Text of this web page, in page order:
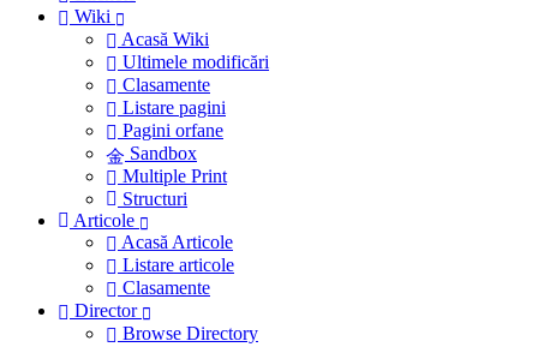
Wiki
Acasă Wiki
Ultimele modificări
Clasamente
Listare pagini
Pagini orfane
Sandbox
Multiple Print
Structuri
Articole
Acasă Articole
Listare articole
Clasamente
Director
Browse Directory